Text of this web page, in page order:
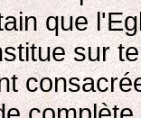
que
sur